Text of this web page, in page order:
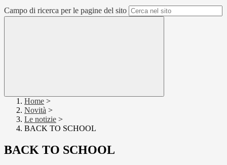
Campo di ricerca per le pagine del sito
Home >
Novità >
Le notizie >
BACK TO SCHOOL
BACK TO SCHOOL